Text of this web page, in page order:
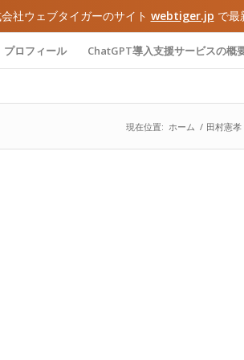
社ウェブタイガーのサイト webtiger.jp で最
プロフィール ChatGPT導入支援サービスの概
現在位置: ホーム / 田村憲